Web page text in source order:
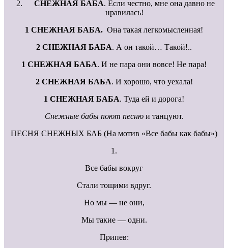
СНЕЖНАЯ БАБА. Если честно, мне она давно не
нравилась!
1 СНЕЖНАЯ БАБА. Она такая легкомысленная!
2 СНЕЖНАЯ БАБА. А он такой… Такой!..
1 СНЕЖНАЯ БАБА. И не пара они вовсе! Не пара!
2 СНЕЖНАЯ БАБА. И хорошо, что уехала!
1 СНЕЖНАЯ БАБА. Туда ей и дорога!
Снежные бабы поют песнюи танцуют.
ПЕСНЯ СНЕЖНЫХ БАБ (На мотив «Все бабы как бабы»)
1.
Все бабы вокруг
Стали тощими вдруг.
Но мы — не они,
Мы такие — одни.
Припев: